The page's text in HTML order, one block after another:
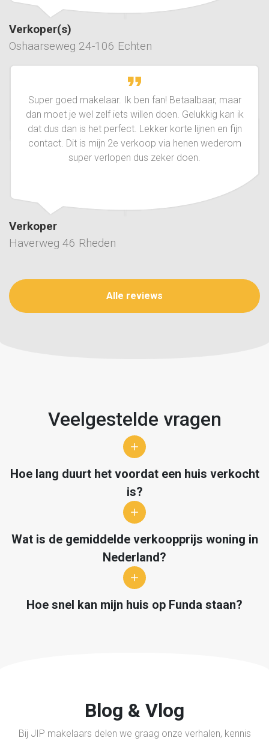
Verkoper(s)
Oshaarseweg 24-106 Echten
Super goed makelaar. Ik ben fan! Betaalbaar, maar
dan moet je wel zelf iets willen doen. Gelukkig kan ik
dat dus dan is het perfect. Lekker korte lijnen en fijn
contact. Dit is mijn 2e verkoop via henen wederom
super verlopen dus zeker doen.
Verkoper
Haverweg 46 Rheden
Alle reviews
Veelgestelde vragen
Hoe lang duurt het voordat een huis verkocht
is?
Wat is de gemiddelde verkoopprijs woning in
Nederland?
Hoe snel kan mijn huis op Funda staan?
Blog & Vlog
Bij JIP makelaars delen we graag onze verhalen, kennis